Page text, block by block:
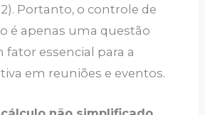
Portanto, o controle de
é apenas uma questão
fator essencial para a
em reuniões e eventos.